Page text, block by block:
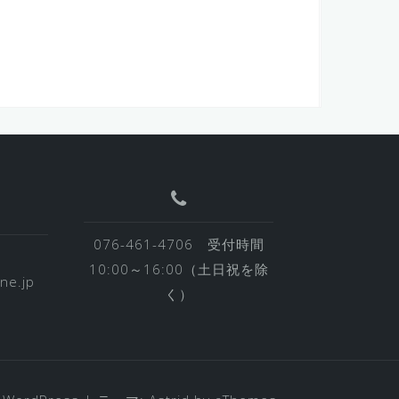
076-461-4706 受付時間
10:00～16:00（土日祝を除
く）